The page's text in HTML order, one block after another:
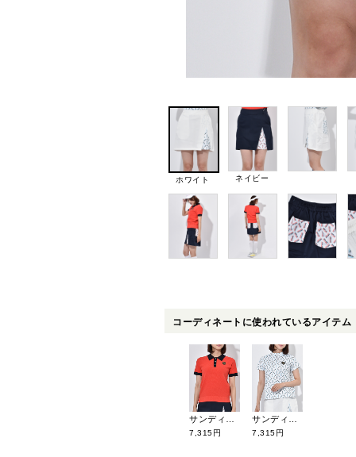
ホワイト ネイビー
コーディネートに使われているアイテム
7,315円 7,315円